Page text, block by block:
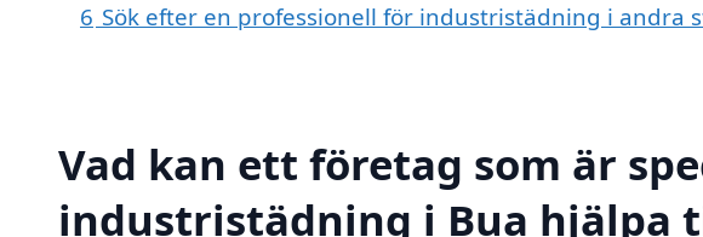
6 Sök efter en professionell för industristädning i andra
Vad kan ett företag som är
industristädning i Bua hjälpa